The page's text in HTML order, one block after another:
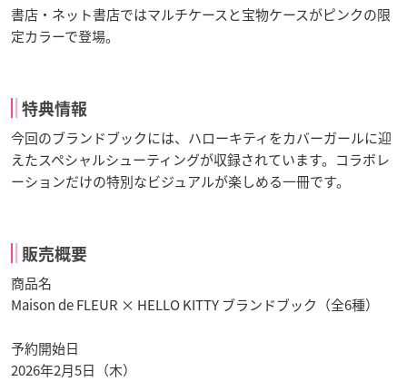
書店・ネット書店ではマルチケースと宝物ケースがピンクの限
定カラーで登場。
特典情報
今回のブランドブックには、ハローキティをカバーガールに迎
えたスペシャルシューティングが収録されています。コラボレ
ーションだけの特別なビジュアルが楽しめる一冊です。
販売概要
商品名
Maison de FLEUR × HELLO KITTY ブランドブック（全6種）
予約開始日
2026年2月5日（木）